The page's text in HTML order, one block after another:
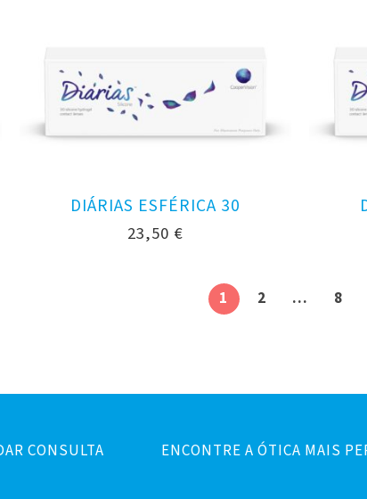
DIÁRIAS ESFÉRICA 30
23,50 €
1 2 … 8
CONSULTA ENCONTRE A ÓTICA MAIS